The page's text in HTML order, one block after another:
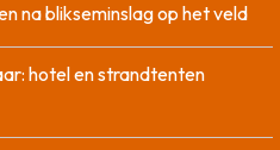
na blikseminslag op het veld
hotel en strandtenten